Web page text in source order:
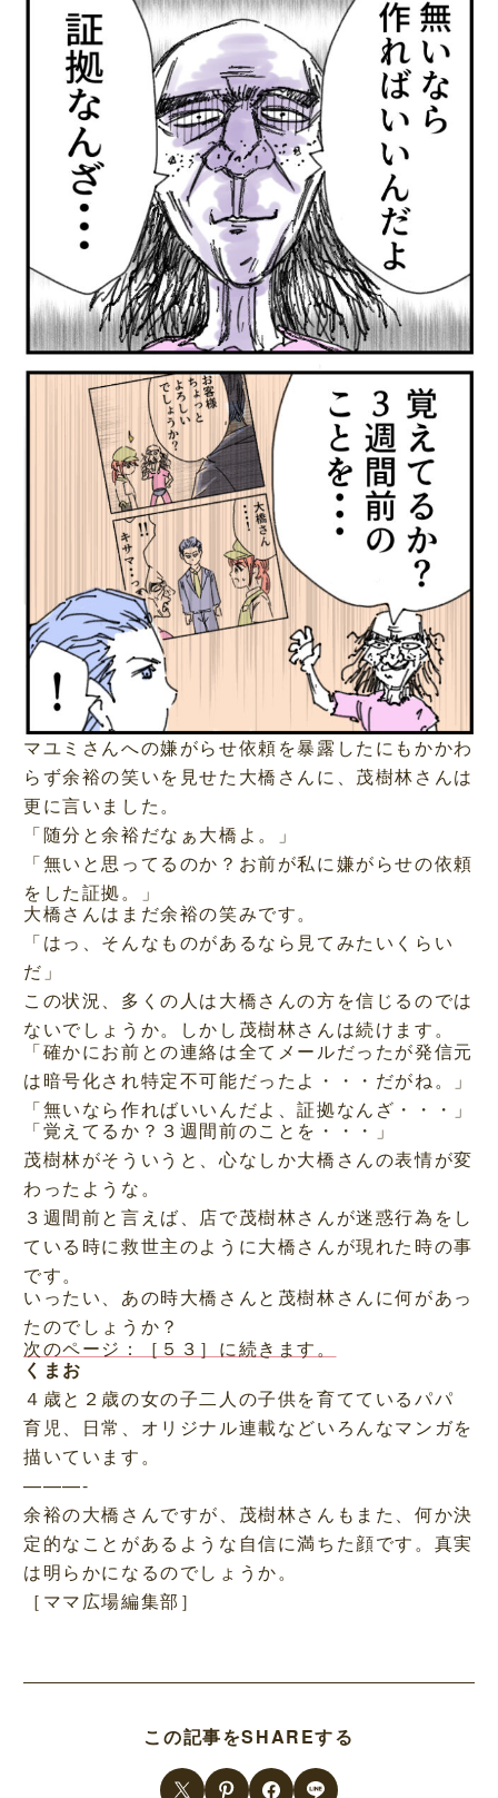
マユミさんへの嫌がらせ依頼を暴露したにもかかわ
らず余裕の笑いを見せた大橋さんに、茂樹林さんは
更に言いました。
「随分と余裕だなぁ大橋よ。」
「無いと思ってるのか？お前が私に嫌がらせの依頼
をした証拠。」
大橋さんはまだ余裕の笑みです。
「はっ、そんなものがあるなら見てみたいくらい
だ」
この状況、多くの人は大橋さんの方を信じるのでは
ないでしょうか。しかし茂樹林さんは続けます。
「確かにお前との連絡は全てメールだったが発信元
は暗号化され特定不可能だったよ・・・だがね。」
「無いなら作ればいいんだよ、証拠なんざ・・・」
「覚えてるか？３週間前のことを・・・」
茂樹林がそういうと、心なしか大橋さんの表情が変
わったような。
３週間前と言えば、店で茂樹林さんが迷惑行為をし
ている時に救世主のように大橋さんが現れた時の事
です。
いったい、あの時大橋さんと茂樹林さんに何があっ
たのでしょうか？
次のページ：［５３］に続きます。
くまお
４歳と２歳の女の子二人の子供を育てているパパ
育児、日常、オリジナル連載などいろんなマンガを
描いています。
———-
余裕の大橋さんですが、茂樹林さんもまた、何か決
定的なことがあるような自信に満ちた顔です。真実
は明らかになるのでしょうか。
［ママ広場編集部］
この記事をSHAREする